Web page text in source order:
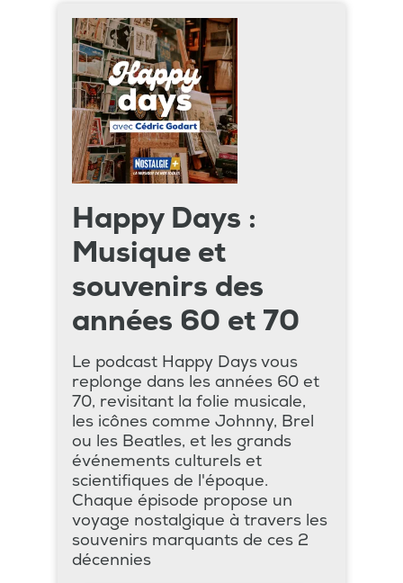
Happy Days :
Musique et
souvenirs des
années 60 et 70
Le podcast Happy Days vous
replonge dans les années 60 et
70, revisitant la folie musicale,
les icônes comme Johnny, Brel
ou les Beatles, et les grands
événements culturels et
scientifiques de l'époque.
Chaque épisode propose un
voyage nostalgique à travers les
souvenirs marquants de ces 2
décennies